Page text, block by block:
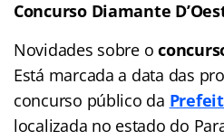
Concurso Diamante
Novidades sobre o
Está marcada a data das
concurso público da
localizada no estado do